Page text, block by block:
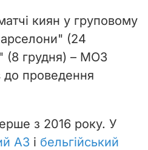
киян у груповому
(24
(8 грудня) – МОЗ
до проведення
з 2016 року. У
АЗ і бельгійський